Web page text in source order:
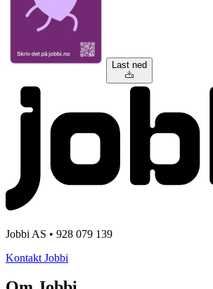
Last ned
Jobbi AS • 928 079 139
Kontakt Jobbi